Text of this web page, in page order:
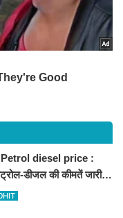
diesel price :
डीजल की कीमतें जारी,
समेत पुरे प्रदेश में नए रेट